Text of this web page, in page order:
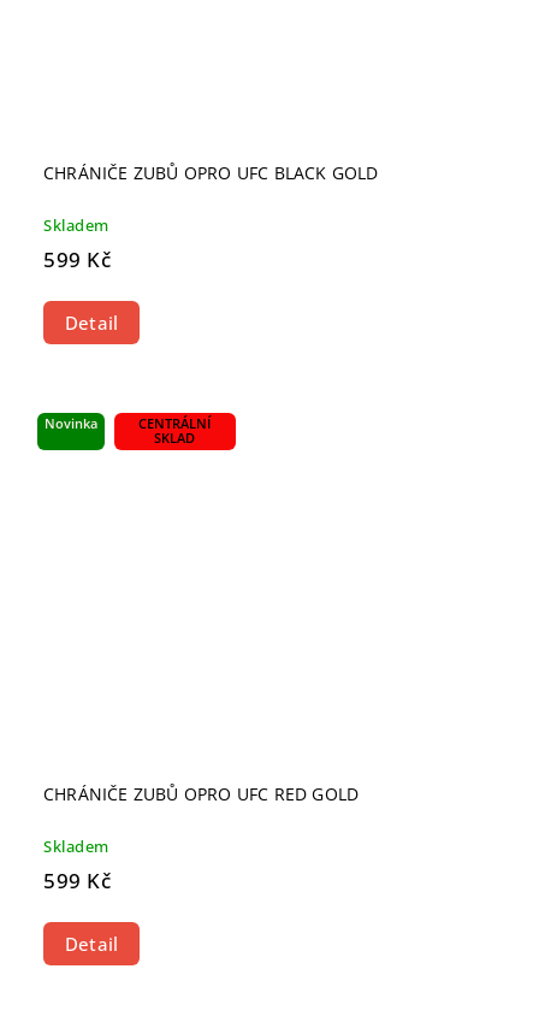
CHRÁNIČE ZUBŮ OPRO UFC BLACK GOLD
Skladem
599 Kč
Detail
Novinka
CENTRÁLNÍ
SKLAD
CHRÁNIČE ZUBŮ OPRO UFC RED GOLD
Skladem
599 Kč
Detail